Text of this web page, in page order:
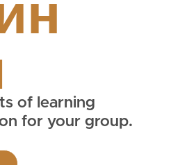
of learning
for your group.